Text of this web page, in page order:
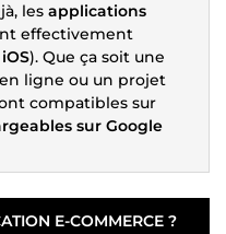
les applications
effectivement
). Que ça soit une
ligne ou un projet
compatibles sur
sur Google
E-COMMERCE ?